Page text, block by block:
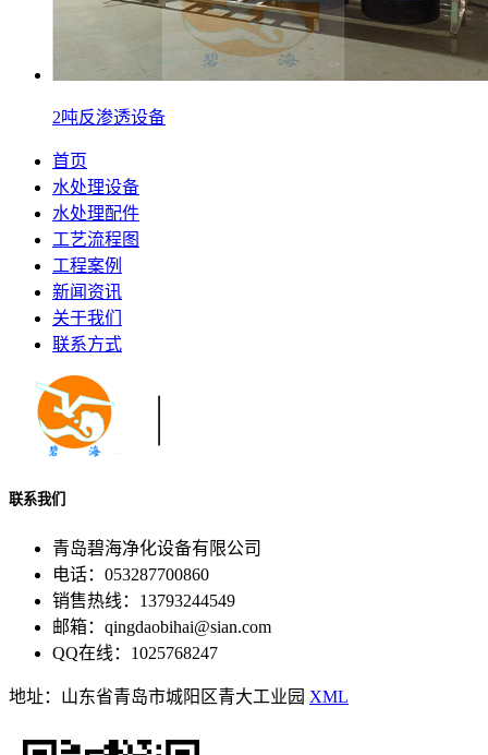
2吨反渗透设备
首页
水处理设备
水处理配件
工艺流程图
工程案例
新闻资讯
关于我们
联系方式
联系我们
青岛碧海净化设备有限公司
电话：053287700860
销售热线：13793244549
邮箱：qingdaobihai@sian.com
QQ在线：1025768247
地址：山东省青岛市城阳区青大工业园 XML